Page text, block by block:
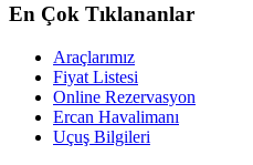
En Çok Tıklananlar
Araçlarımız
Fiyat Listesi
Online Rezervasyon
Ercan Havalimanı
Uçuş Bilgileri